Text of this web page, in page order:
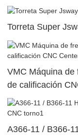
Torreta Super
VMC Máquina de
de calificación
A366-11 / B366-